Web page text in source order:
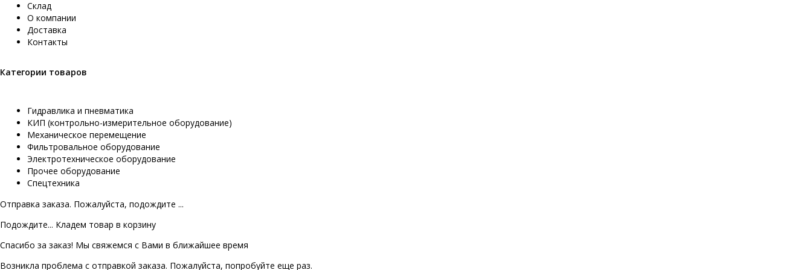
Склад
О компании
Доставка
Контакты
Категории товаров
Гидравлика и пневматика
КИП (контрольно-измерительное оборудование)
Механическое перемещение
Фильтровальное оборудование
Электротехническое оборудование
Прочее оборудование
Спецтехника
Отправка заказа. Пожалуйста, подождите ...
Подождите... Кладем товар в корзину
Спасибо за заказ! Мы свяжемся с Вами в ближайшее время
Возникла проблема с отправкой заказа. Пожалуйста, попробуйте еще раз.